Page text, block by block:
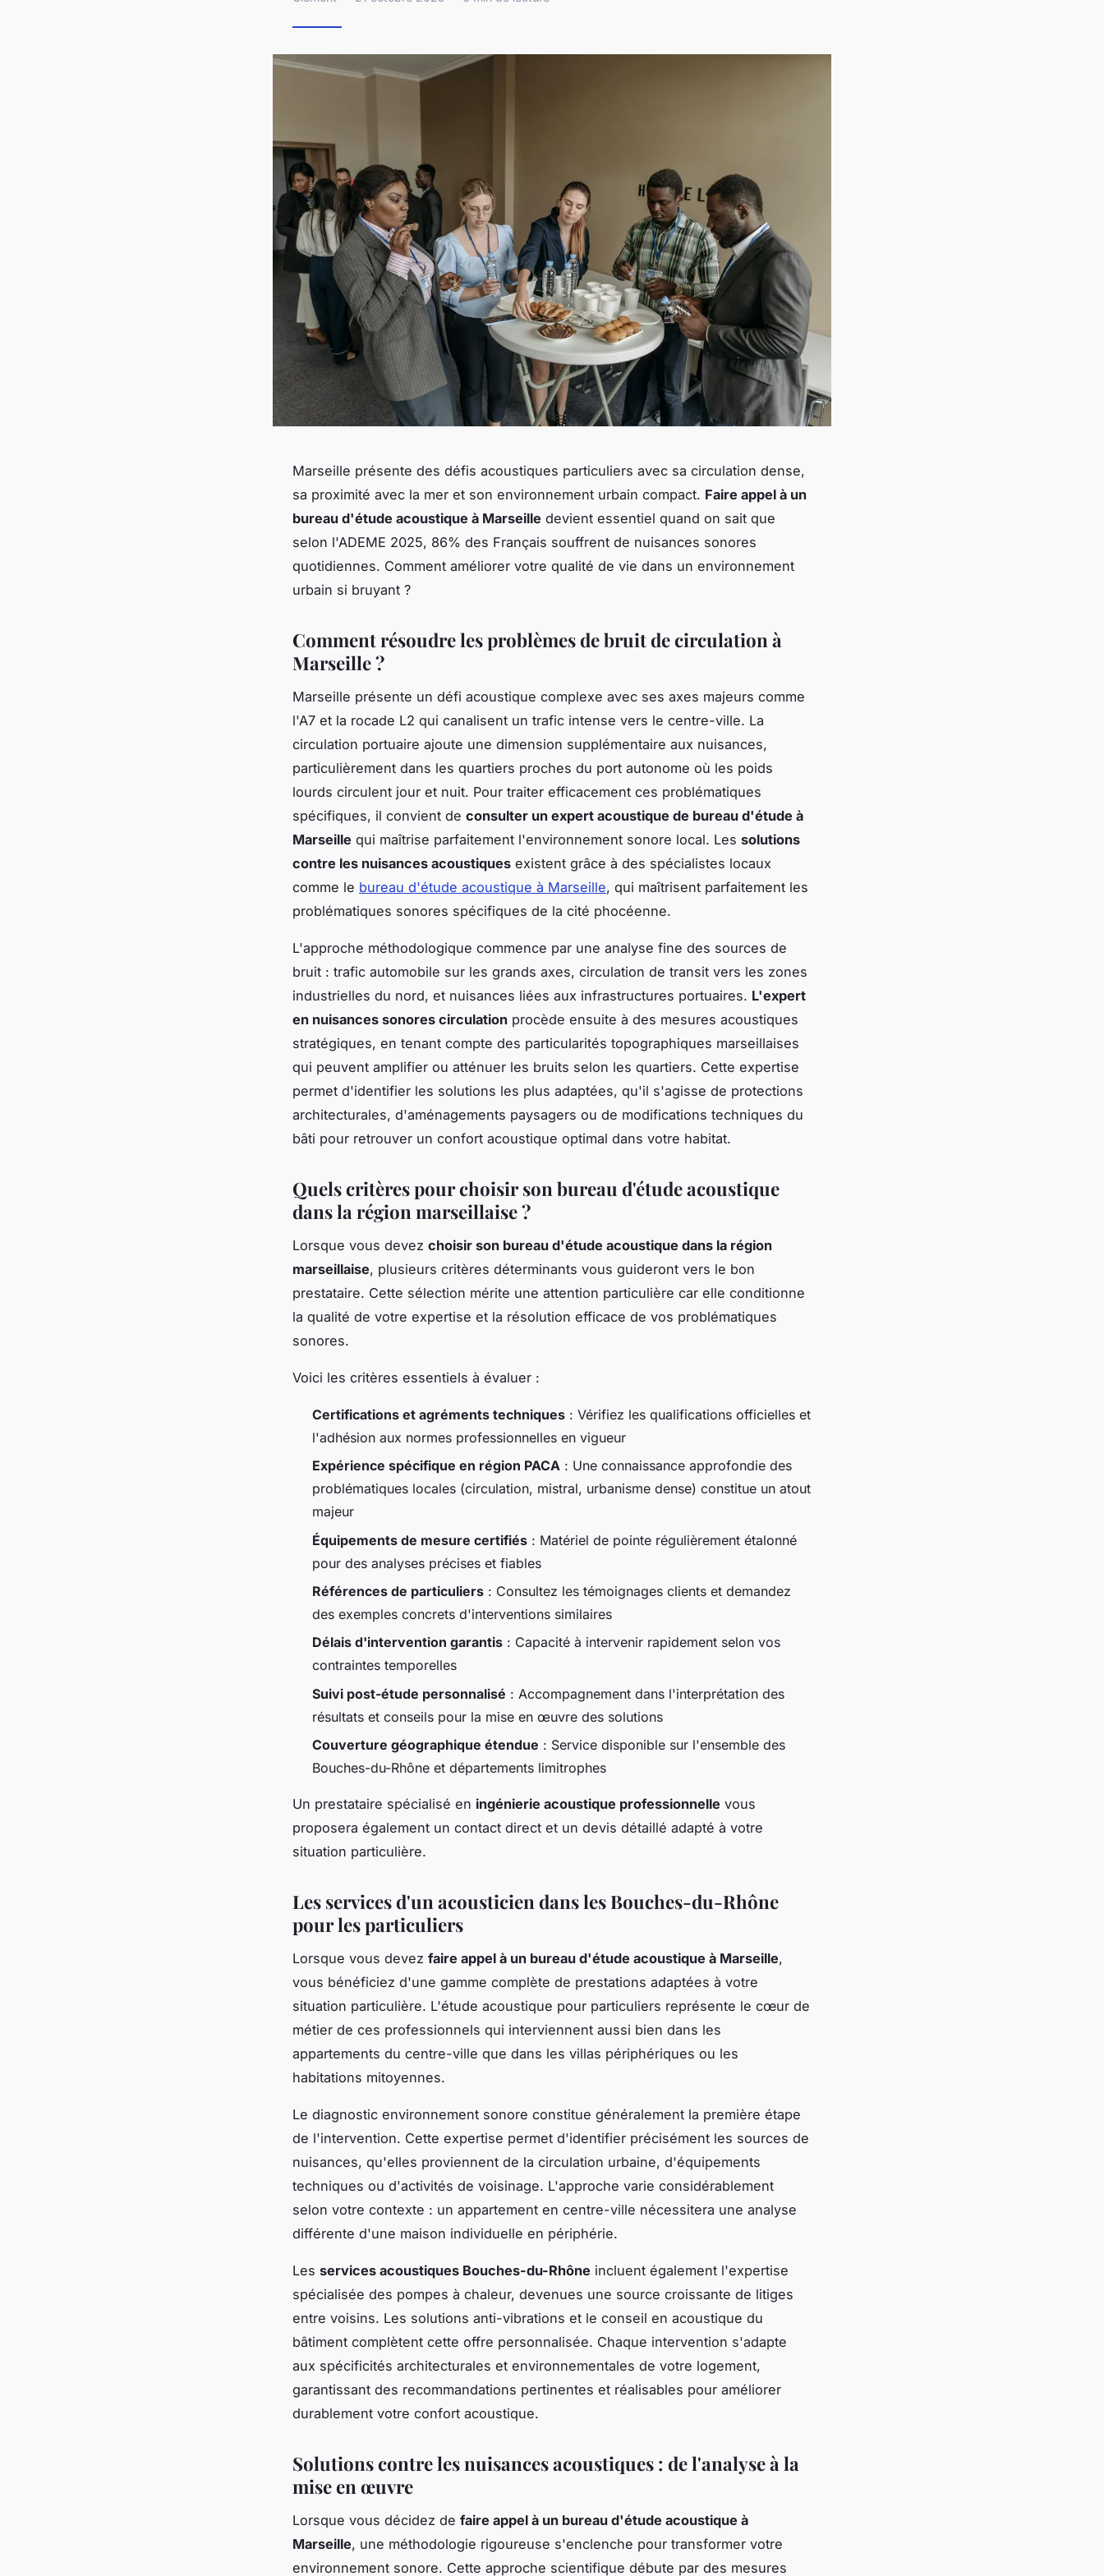
Marseille présente des défis acoustiques particuliers avec sa circulation dense,
sa proximité avec la mer et son environnement urbain compact. Faire appel à un
bureau d'étude acoustique à Marseille devient essentiel quand on sait que
selon l'ADEME 2025, 86% des Français souffrent de nuisances sonores
quotidiennes. Comment améliorer votre qualité de vie dans un environnement
urbain si bruyant ?
Comment résoudre les problèmes de bruit de circulation à
Marseille ?
Marseille présente un défi acoustique complexe avec ses axes majeurs comme
l'A7 et la rocade L2 qui canalisent un trafic intense vers le centre-ville. La
circulation portuaire ajoute une dimension supplémentaire aux nuisances,
particulièrement dans les quartiers proches du port autonome où les poids
lourds circulent jour et nuit. Pour traiter efficacement ces problématiques
spécifiques, il convient de consulter un expert acoustique de bureau d'étude à
Marseille qui maîtrise parfaitement l'environnement sonore local. Les solutions
contre les nuisances acoustiques existent grâce à des spécialistes locaux
comme le bureau d'étude acoustique à Marseille, qui maîtrisent parfaitement les
problématiques sonores spécifiques de la cité phocéenne.
L'approche méthodologique commence par une analyse fine des sources de
bruit : trafic automobile sur les grands axes, circulation de transit vers les zones
industrielles du nord, et nuisances liées aux infrastructures portuaires. L'expert
en nuisances sonores circulation procède ensuite à des mesures acoustiques
stratégiques, en tenant compte des particularités topographiques marseillaises
qui peuvent amplifier ou atténuer les bruits selon les quartiers. Cette expertise
permet d'identifier les solutions les plus adaptées, qu'il s'agisse de protections
architecturales, d'aménagements paysagers ou de modifications techniques du
bâti pour retrouver un confort acoustique optimal dans votre habitat.
Quels critères pour choisir son bureau d'étude acoustique
dans la région marseillaise ?
Lorsque vous devez choisir son bureau d'étude acoustique dans la région
marseillaise, plusieurs critères déterminants vous guideront vers le bon
prestataire. Cette sélection mérite une attention particulière car elle conditionne
la qualité de votre expertise et la résolution efficace de vos problématiques
sonores.
Voici les critères essentiels à évaluer :
Certifications et agréments techniques : Vérifiez les qualifications officielles et
l'adhésion aux normes professionnelles en vigueur
Expérience spécifique en région PACA : Une connaissance approfondie des
problématiques locales (circulation, mistral, urbanisme dense) constitue un atout
majeur
Équipements de mesure certifiés : Matériel de pointe régulièrement étalonné
pour des analyses précises et fiables
Références de particuliers : Consultez les témoignages clients et demandez
des exemples concrets d'interventions similaires
Délais d'intervention garantis : Capacité à intervenir rapidement selon vos
contraintes temporelles
Suivi post-étude personnalisé : Accompagnement dans l'interprétation des
résultats et conseils pour la mise en œuvre des solutions
Couverture géographique étendue : Service disponible sur l'ensemble des
Bouches-du-Rhône et départements limitrophes
Un prestataire spécialisé en ingénierie acoustique professionnelle vous
proposera également un contact direct et un devis détaillé adapté à votre
situation particulière.
Les services d'un acousticien dans les Bouches-du-Rhône
pour les particuliers
Lorsque vous devez faire appel à un bureau d'étude acoustique à Marseille,
vous bénéficiez d'une gamme complète de prestations adaptées à votre
situation particulière. L'étude acoustique pour particuliers représente le cœur de
métier de ces professionnels qui interviennent aussi bien dans les
appartements du centre-ville que dans les villas périphériques ou les
habitations mitoyennes.
Le diagnostic environnement sonore constitue généralement la première étape
de l'intervention. Cette expertise permet d'identifier précisément les sources de
nuisances, qu'elles proviennent de la circulation urbaine, d'équipements
techniques ou d'activités de voisinage. L'approche varie considérablement
selon votre contexte : un appartement en centre-ville nécessitera une analyse
différente d'une maison individuelle en périphérie.
Les services acoustiques Bouches-du-Rhône incluent également l'expertise
spécialisée des pompes à chaleur, devenues une source croissante de litiges
entre voisins. Les solutions anti-vibrations et le conseil en acoustique du
bâtiment complètent cette offre personnalisée. Chaque intervention s'adapte
aux spécificités architecturales et environnementales de votre logement,
garantissant des recommandations pertinentes et réalisables pour améliorer
durablement votre confort acoustique.
Solutions contre les nuisances acoustiques : de l'analyse à la
mise en œuvre
Lorsque vous décidez de faire appel à un bureau d'étude acoustique à
Marseille, une méthodologie rigoureuse s'enclenche pour transformer votre
environnement sonore. Cette approche scientifique débute par des mesures